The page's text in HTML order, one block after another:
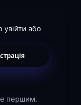
або
першим.